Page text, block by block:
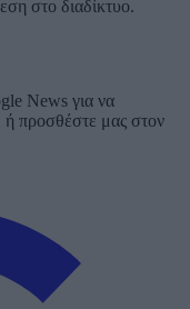
στο διαδίκτυο.
News για να
ή προσθέστε μας στον